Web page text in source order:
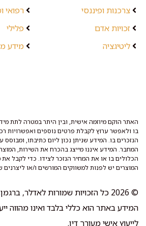
צרכנות ופיננסי
זכויות אדם
ליטיגציה
רפואי
פלילי
מידע
האתר הוקם מיוזמה אישית, ובין היתר במטרה לתת
בו ולאפשר ערוץ לקבלת פרטים נוספים ואפשרויות
הנזכרים בו. המידע שניתן נכון ליום כתיבתו,
המחבר. המידע איננו מייצג בהכרח את השירות,
הכלולים בו או את המחיר הנזכר לצידו. כדי לקבל
המוצרים יש לפנות למשווקים המורשים ו/או
© 2026 כל הזכויות שמורות לאדלר, ברגמן, גור ושות'
המידע באתר הוא כללי בלבד ואינו מהווה
לייעוץ אישי מעורך דין.